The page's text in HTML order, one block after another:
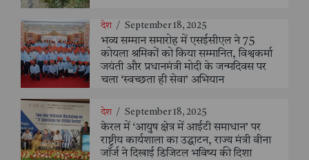
देश / September 18, 2025
भव्य सम्मान समारोह में एसईसीएल ने 75
कोयला श्रमिकों को किया सम्मानित, विश्वकर्मा
जयंती और प्रधानमंत्री मोदी के जन्मदिवस पर
चला ‘स्वच्छता ही सेवा’ अभियान
देश / September 18, 2025
केरल में ‘आयुष क्षेत्र में आईटी समाधान’ पर
राष्ट्रीय कार्यशाला का उद्घाटन, राज्य मंत्री वीना
जॉर्ज ने दिखाई डिजिटल भविष्य की दिशा